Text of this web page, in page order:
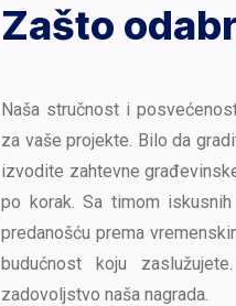
Zašto
Naša stručnost i
za vaše projekte. Bilo da
izvodite zahtevne
po korak. Sa timom
predanošću prema
budućnost koju
zadovoljstvo naša nagrada.